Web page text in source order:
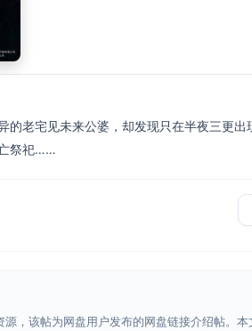
的老宅见未来公婆，却发现只在半夜三更
祭祀……
源，该帖为网盘用户发布的网盘链接介绍帖。